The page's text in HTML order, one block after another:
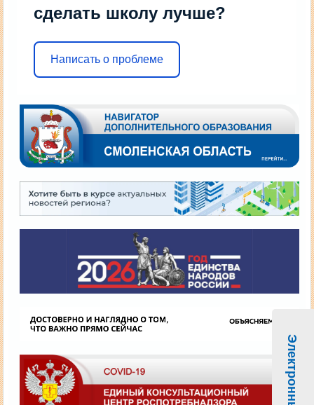
сделать школу лучше?
Написать о проблеме